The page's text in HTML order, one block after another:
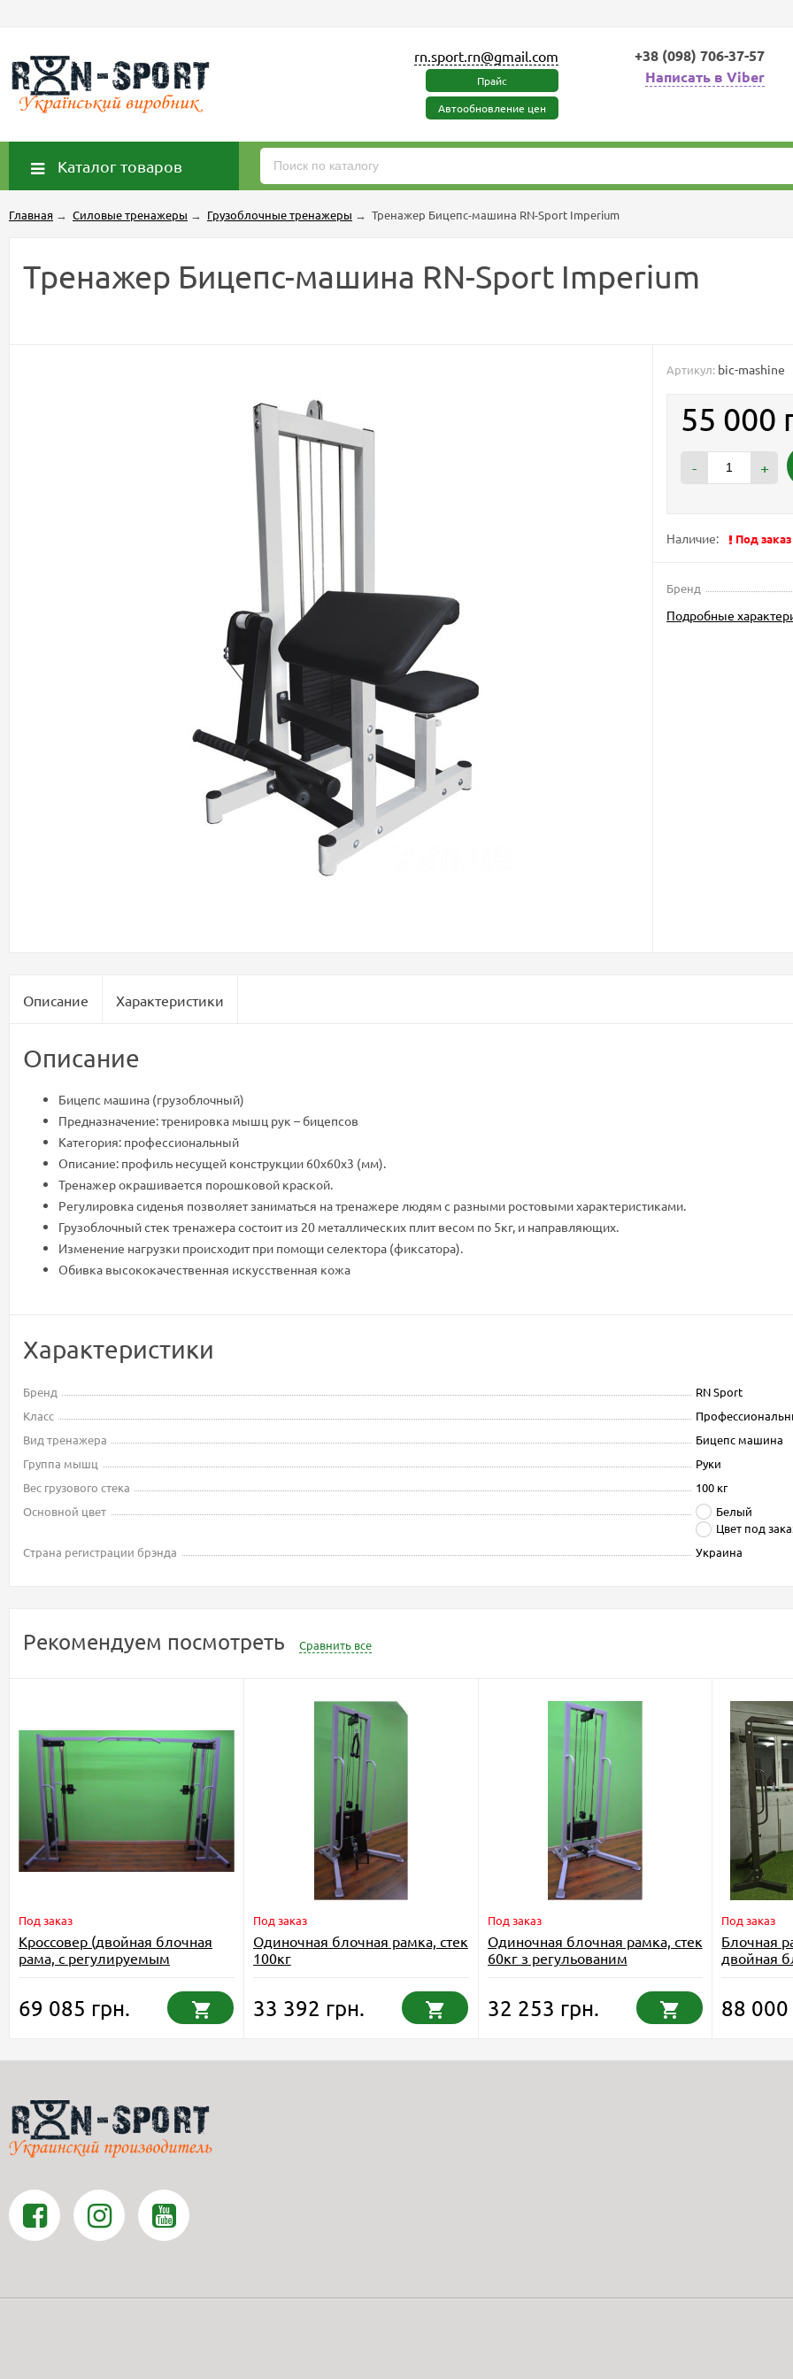
rn.sport.rn@gmail.com
Прайс
Автообновление цен
+38 (098) 706-37-57
Написать в Viber
Каталог товаров
Главная → Силовые тренажеры → Грузоблочные тренажеры → Тренажер Бицепс-машина RN-Sport Imperium
Тренажер Бицепс-машина RN-Sport Imperium
Артикул: bic-mashine
55 000
- +
Наличие: Под заказ
Бренд
Подробные
Описание Характеристики
Описание
Бицепс машина (грузоблочный)
Предназначение: тренировка мышц рук – бицепсов
Категория: профессиональный
Описание: профиль несущей конструкции 60х60х3 (мм).
Тренажер окрашивается порошковой краской.
Регулировка сиденья позволяет заниматься на тренажере людям с разными ростовыми характеристиками.
Грузоблочный стек тренажера состоит из 20 металлических плит весом по 5кг, и направляющих.
Изменение нагрузки происходит при помощи селектора (фиксатора).
Обивка высококачественная искусственная кожа
Характеристики
Бренд
RN Sport
Класс
Вид тренажера
Бицепс машина
Группа мышц
Руки
Вес грузового стека
100 кг
Основной цвет
Белый
Цвет под
Страна регистрации брэнда
Украина
Рекомендуем посмотреть Сравнить все
Под заказ
Кроссовер (двойная блочная
рама, с регулируемым
69 085 грн.
Под заказ
Одиночная блочная рамка, стек
100кг
33 392 грн.
Под заказ
Одиночная блочная рамка, стек
60кг з регульованим
32 253 грн.
Под заказ
Блочная
двойная
88 000